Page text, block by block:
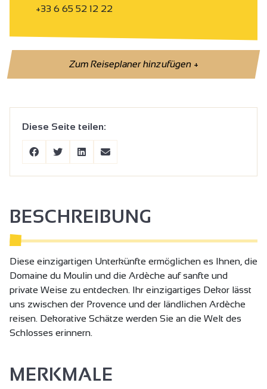
+33 6 65 52 12 22
Zum Reiseplaner hinzufügen+
Diese Seite teilen:
BESCHREIBUNG
Diese einzigartigen Unterkünfte ermöglichen es Ihnen, die
Domaine du Moulin und die Ardèche auf sanfte und
private Weise zu entdecken. Ihr einzigartiges Dekor lässt
uns zwischen der Provence und der ländlichen Ardèche
reisen. Dekorative Schätze werden Sie an die Welt des
Schlosses erinnern.
MERKMALE